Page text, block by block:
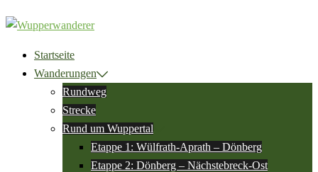
Zum
Inhalt
springenStartseite
Wanderungen
Rundweg
Strecke
Rund um Wuppertal
Etappe 1: Wülfrath-Aprath – Dönberg
Etappe 2: Dönberg – Nächstebreck-Ost